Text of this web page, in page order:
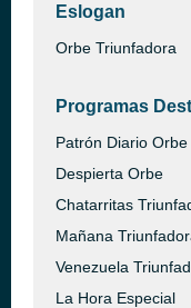
Eslogan
Orbe Triunfadora
Programas
Patrón Diario Orbe
Despierta Orbe
Chatarritas
Mañana
Venezuela
La Hora Especial